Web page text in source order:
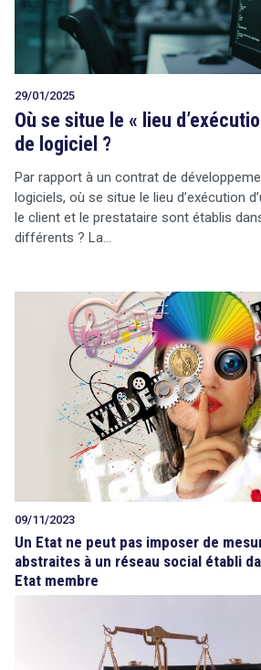
Tout sur le droit de
Rechercher
09/11/2023
Un Etat ne peut pas imposer de
abstraites à un réseau social établi
Etat membre
29/01/2025
Où se situe le « lieu
de logiciel ?
Par rapport à un contrat de
logiciels, où se situe le lieu d’exécution
le client et le prestataire sont établis
différents ? La…